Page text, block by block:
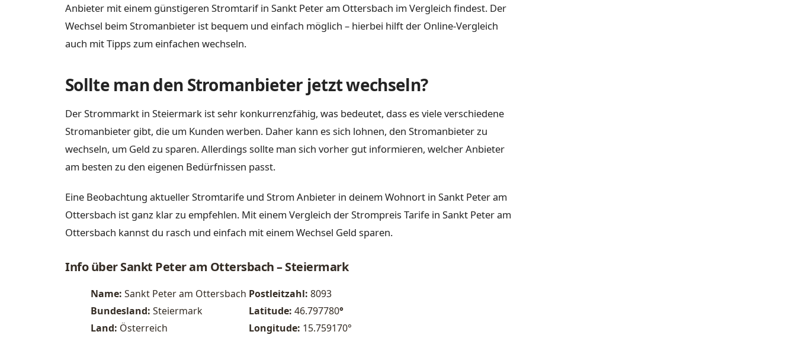
Anbieter mit einem günstigeren Stromtarif in Sankt Peter am Ottersbach im Vergleich findest. Der
Wechsel beim Stromanbieter ist bequem und einfach möglich – hierbei hilft der Online-Vergleich
auch mit Tipps zum einfachen wechseln.
Sollte man den Stromanbieter jetzt wechseln?
Der Strommarkt in Steiermark ist sehr konkurrenzfähig, was bedeutet, dass es viele verschiedene
Stromanbieter gibt, die um Kunden werben. Daher kann es sich lohnen, den Stromanbieter zu
wechseln, um Geld zu sparen. Allerdings sollte man sich vorher gut informieren, welcher Anbieter
am besten zu den eigenen Bedürfnissen passt.
Eine Beobachtung aktueller Stromtarife und Strom Anbieter in deinem Wohnort in Sankt Peter am
Ottersbach ist ganz klar zu empfehlen. Mit einem Vergleich der Strompreis Tarife in Sankt Peter am
Ottersbach kannst du rasch und einfach mit einem Wechsel Geld sparen.
Info über Sankt Peter am Ottersbach – Steiermark
Name: Sankt Peter am Ottersbach Postleitzahl: 8093
Bundesland: Steiermark Latitude: 46.797780°
Land: Österreich Longitude: 15.759170°